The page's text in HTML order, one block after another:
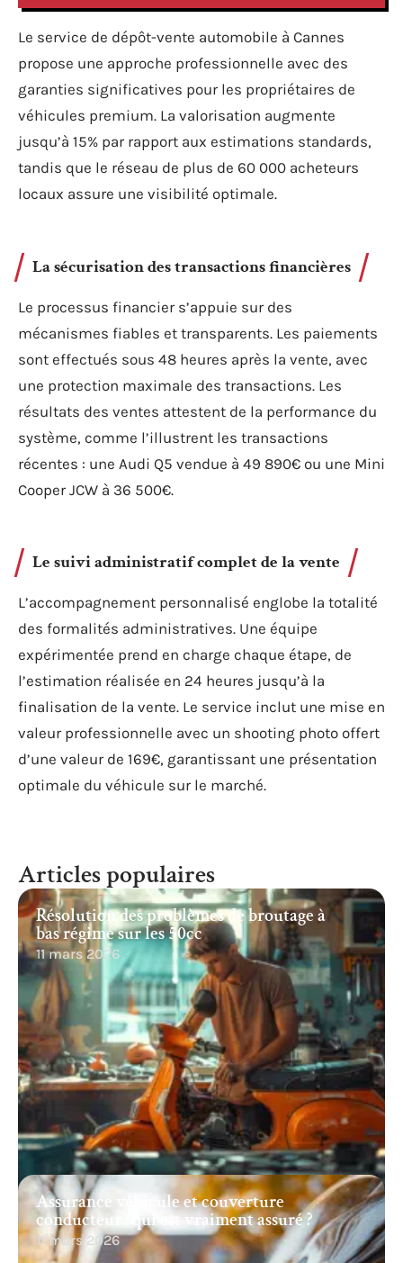
Le service de dépôt-vente automobile à Cannes
propose une approche professionnelle avec des
garanties significatives pour les propriétaires de
véhicules premium. La valorisation augmente
jusqu’à 15% par rapport aux estimations standards,
tandis que le réseau de plus de 60 000 acheteurs
locaux assure une visibilité optimale.
La sécurisation des transactions financières
Le processus financier s’appuie sur des
mécanismes fiables et transparents. Les paiements
sont effectués sous 48 heures après la vente, avec
une protection maximale des transactions. Les
résultats des ventes attestent de la performance du
système, comme l’illustrent les transactions
récentes : une Audi Q5 vendue à 49 890€ ou une Mini
Cooper JCW à 36 500€.
Le suivi administratif complet de la vente
L’accompagnement personnalisé englobe la totalité
des formalités administratives. Une équipe
expérimentée prend en charge chaque étape, de
l’estimation réalisée en 24 heures jusqu’à la
finalisation de la vente. Le service inclut une mise en
valeur professionnelle avec un shooting photo offert
d’une valeur de 169€, garantissant une présentation
optimale du véhicule sur le marché.
Articles populaires
Résolution des problèmes de broutage à
bas régime sur les 50cc
11 mars 2026
Assurance véhicule et couverture
conducteur : qui est vraiment assuré ?
11 mars 2026